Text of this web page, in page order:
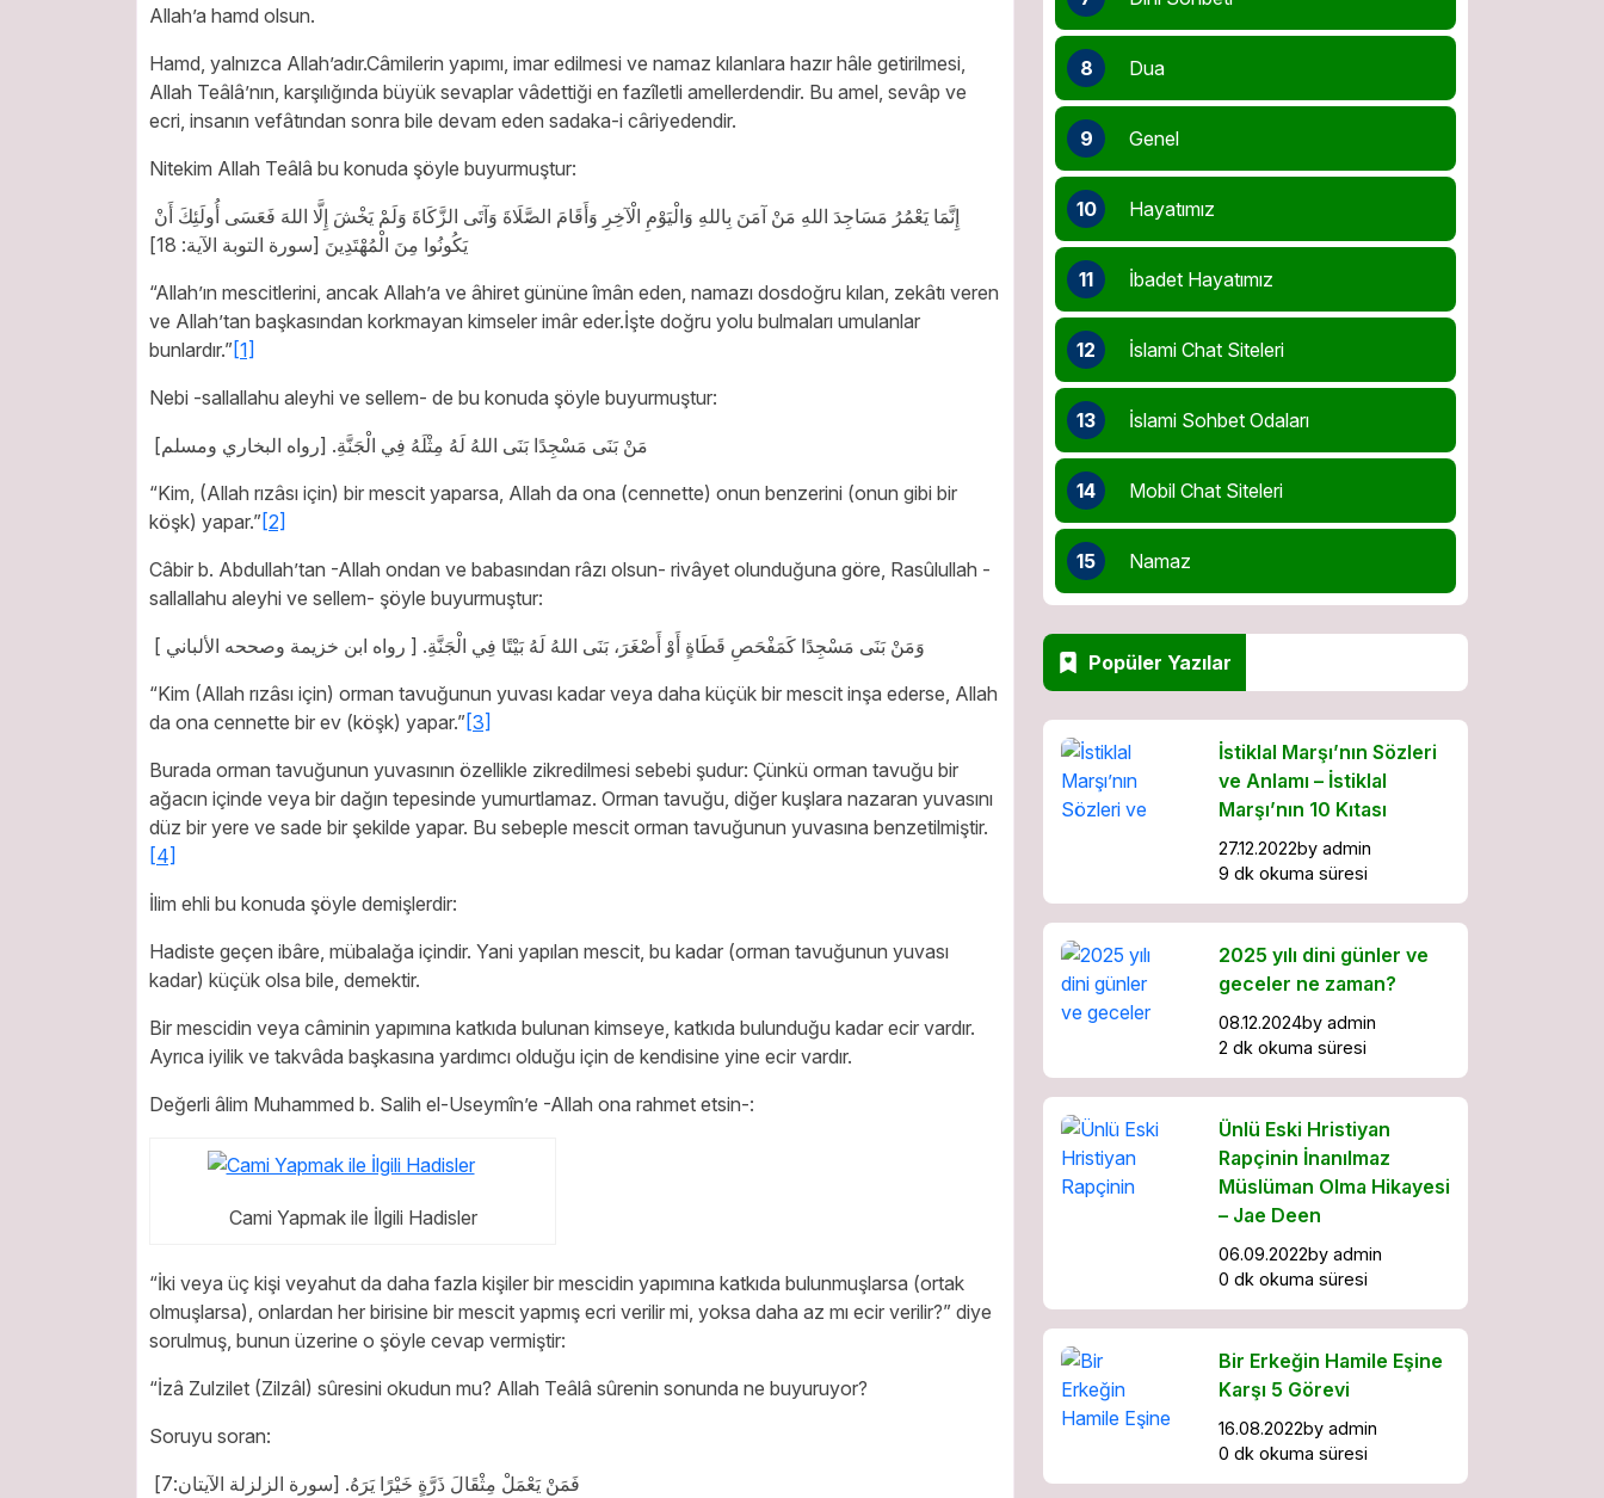
Allah’a hamd olsun.
Hamd, yalnızca Allah’adır.Câmilerin yapımı, imar edilmesi ve namaz kılanlara hazır hâle getirilmesi,
Allah Teâlâ’nın, karşılığında büyük sevaplar vâdettiği en fazîletli amellerdendir. Bu amel, sevâp ve
ecri, insanın vefâtından sonra bile devam eden sadaka-i câriyedendir.
Nitekim Allah Teâlâ bu konuda şöyle buyurmuştur:
يَكُونُوا مِنَ الْمُهْتَدِينَ [سورة التوبة الآية: 18]
“Allah’ın mescitlerini, ancak Allah’a ve âhiret gününe îmân eden, namazı dosdoğru kılan, zekâtı veren
ve Allah’tan başkasından korkmayan kimseler imâr eder.İşte doğru yolu bulmaları umulanlar
bunlardır.”[1]
Nebi -sallallahu aleyhi ve sellem- de bu konuda şöyle buyurmuştur:
مَنْ بَنَى مَسْجِدًا بَنَى اللهُ لَهُ مِثْلَهُ فِي الْجَنَّةِ. [رواه البخاري ومسلم]
“Kim, (Allah rızâsı için) bir mescit yaparsa, Allah da ona (cennette) onun benzerini (onun gibi bir
köşk) yapar.”[2]
Câbir b. Abdullah’tan -Allah ondan ve babasından râzı olsun- rivâyet olunduğuna göre, Rasûlullah -
sallallahu aleyhi ve sellem- şöyle buyurmuştur:
وَمَنْ بَنَى مَسْجِدًا كَمَفْحَصِ قَطَاةٍ أَوْ أَصْغَرَ، بَنَى اللهُ لَهُ بَيْتًا فِي الْجَنَّةِ. [ رواه ابن خزيمة وصححه الألباني ]
“Kim (Allah rızâsı için) orman tavuğunun yuvası kadar veya daha küçük bir mescit inşa ederse, Allah
da ona cennette bir ev (köşk) yapar.”[3]
Burada orman tavuğunun yuvasının özellikle zikredilmesi sebebi şudur: Çünkü orman tavuğu bir
ağacın içinde veya bir dağın tepesinde yumurtlamaz. Orman tavuğu, diğer kuşlara nazaran yuvasını
düz bir yere ve sade bir şekilde yapar. Bu sebeple mescit orman tavuğunun yuvasına benzetilmiştir.
[4]
İlim ehli bu konuda şöyle demişlerdir:
Hadiste geçen ibâre, mübalağa içindir. Yani yapılan mescit, bu kadar (orman tavuğunun yuvası
kadar) küçük olsa bile, demektir.
Bir mescidin veya câminin yapımına katkıda bulunan kimseye, katkıda bulunduğu kadar ecir vardır.
Ayrıca iyilik ve takvâda başkasına yardımcı olduğu için de kendisine yine ecir vardır.
Değerli âlim Muhammed b. Salih el-Useymîn’e -Allah ona rahmet etsin-:
Cami Yapmak ile İlgili Hadisler
“İki veya üç kişi veyahut da daha fazla kişiler bir mescidin yapımına katkıda bulunmuşlarsa (ortak
olmuşlarsa), onlardan her birisine bir mescit yapmış ecri verilir mi, yoksa daha az mı ecir verilir?” diye
sorulmuş, bunun üzerine o şöyle cevap vermiştir:
“İzâ Zulzilet (Zilzâl) sûresini okudun mu? Allah Teâlâ sûrenin sonunda ne buyuruyor?
Soruyu soran:
فَمَنْ يَعْمَلْ مِثْقَالَ ذَرَّةٍ خَيْرًا يَرَهُ. [سورة الزلزلة الآيتان:7]
8 Dua
9 Genel
10 Hayatımız
11 İbadet Hayatımız
12 İslami Chat Siteleri
13 İslami Sohbet Odaları
14 Mobil Chat Siteleri
15 Namaz
Popüler Yazılar
İstiklal Marşı’nın Sözleri
ve Anlamı – İstiklal
Marşı’nın 10 Kıtası
27.12.2022by admin
9 dk okuma süresi
2025 yılı dini günler ve
geceler ne zaman?
08.12.2024by admin
2 dk okuma süresi
Ünlü Eski Hristiyan
Rapçinin İnanılmaz
Müslüman Olma Hikayesi
– Jae Deen
06.09.2022by admin
0 dk okuma süresi
Bir Erkeğin Hamile Eşine
Karşı 5 Görevi
16.08.2022by admin
0 dk okuma süresi